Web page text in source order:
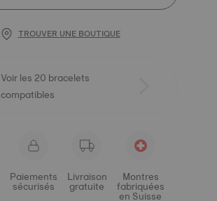
TROUVER UNE BOUTIQUE
Voir les 20 bracelets
compatibles
Paiements
sécurisés
Livraison
gratuite
Montres
fabriquées
en Suisse